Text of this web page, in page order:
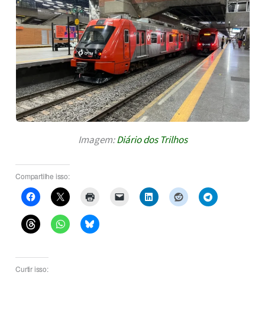
Imagem:Diário dos Trilhos
Compartilhe isso:
Curtir isso: